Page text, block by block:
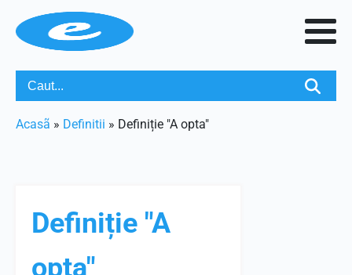
Acasã » Definitii » Definiție "A opta"
Definiție "A
opta"